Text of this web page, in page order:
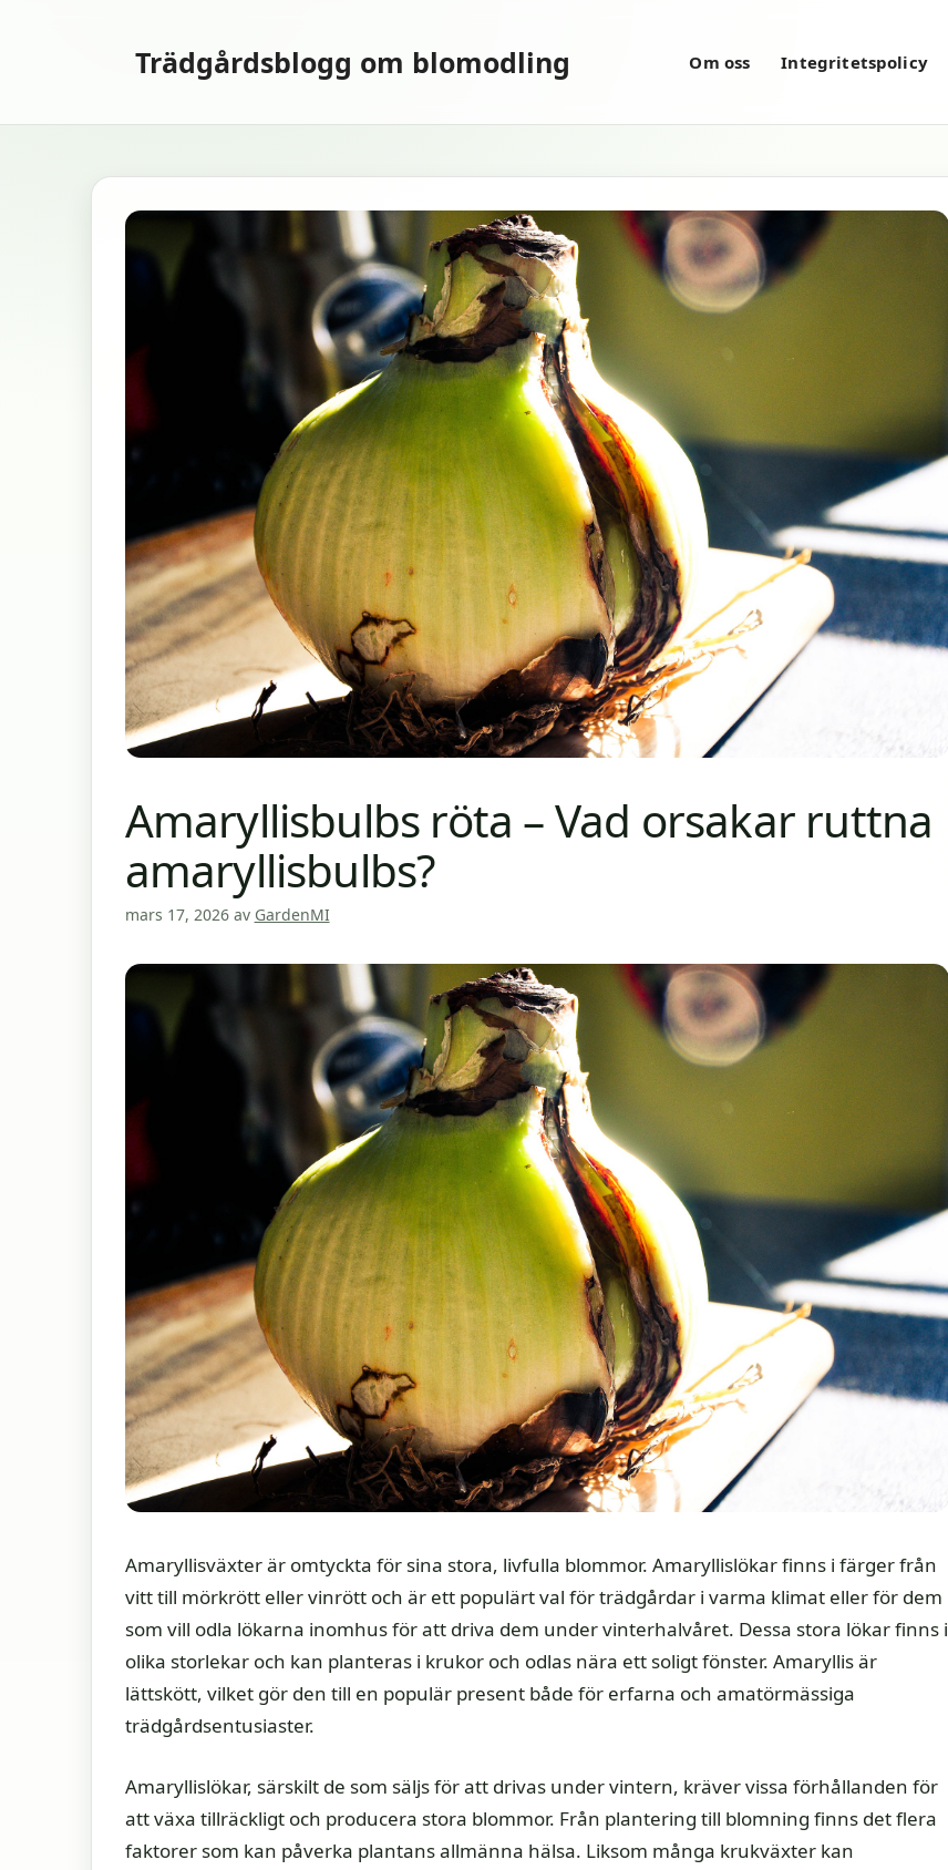
Trädgårdsblogg om blomodling Om oss Integritetspolicy
Amaryllisbulbs röta – Vad orsakar ruttna
amaryllisbulbs?
mars 17, 2026 av GardenMI
Amaryllisväxter är omtyckta för sina stora, livfulla blommor. Amaryllislökar finns i färger från
vitt till mörkrött eller vinrött och är ett populärt val för trädgårdar i varma klimat eller för dem
som vill odla lökarna inomhus för att driva dem under vinterhalvåret. Dessa stora lökar finns i
olika storlekar och kan planteras i krukor och odlas nära ett soligt fönster. Amaryllis är
lättskött, vilket gör den till en populär present både för erfarna och amatörmässiga
trädgårdsentusiaster.
Amaryllislökar, särskilt de som säljs för att drivas under vintern, kräver vissa förhållanden för
att växa tillräckligt och producera stora blommor. Från plantering till blomning finns det flera
faktorer som kan påverka plantans allmänna hälsa. Liksom många krukväxter kan